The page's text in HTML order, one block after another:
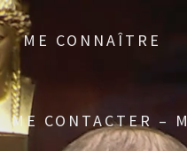
ME CONNAÎTRE
ME CONTACTER –